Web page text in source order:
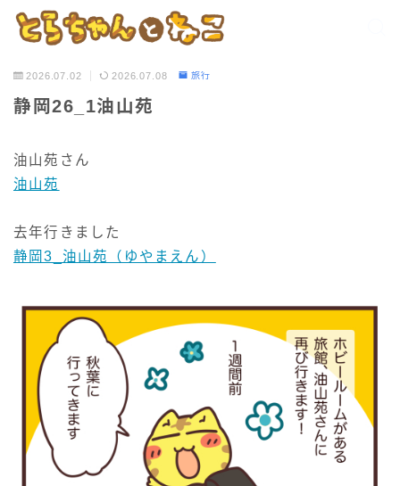
2026.07.02 2026.07.08 旅行
静岡26_1油山苑
油山苑さん
油山苑
去年行きました
静岡3_油山苑（ゆやまえん）